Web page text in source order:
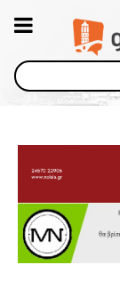
Αναζήτηση